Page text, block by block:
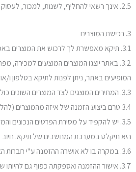
2.5. אינך רשאי להחליף, לשנות, למכור, לעסוק בהנדסה הפוכה או להעביר דבר כלשהו המוצג באתר. מותר להשתמש בהודעות לעיתונות ובמסמכים אחרים המסווגים כציבוריים לתקשורת פומבית ובלבד שתציין את מקור המידע.
3. רכישת המוצרים
3.1. תיקא מאפשרת לך לרכוש את המוצרים באמצעות האתר, בדרך נוחה, מהירה, קלה ובמחירים אטרקטיביים.
3.2. באתר יוצגו המוצרים המוצעים
המופיעים באתר, ניתן לפנות לתיקא בטלפון
3.3. המחירים המוצגים לצד המוצרים השונים כוללים מע"מ.
3.4 טרם ביצוע הזמנה של איזה מהמוצרים (להלן: "ההזמנה") יש להקליד פרטים בסיסיים כגון שם, כתובת, כתובת דואר אלקטרוני, מספר טלפון, מספר כרטיס אשראי, מספר תעודת זהות, מין ופרטים נוספים, אם וככל שידרשו.
3.5. יש להקפיד על מסירת הפרטים הנכונים
היא תיקלט במערכת המחשבים של תיקא. חיוב
3.6. במקרה בו לא אושרה ההזמנה ע"י חברות האשראי תקבל הודעה מתאימה. במקרה שכזה, לצורך השלמת הרכישה יידרש ממך ליצור קשר עם חברת האשראי לצורך הסדרת אישור חברות האשראי לביצוע ההזמנה.
3.7. אישור ההזמנה ואספקתה כפוף גם